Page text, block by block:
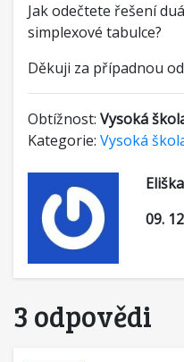
Jak odečtete řešení
simplexové tabulce?
Děkuji za případnou
Obtížnost: Vysoká
Kategorie: Vysoká
09.
3 odpovědi